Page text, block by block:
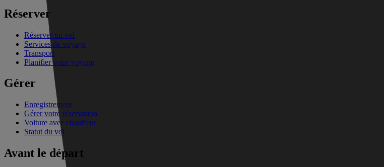
Réserver
Réserver un vol
Services de voyage
Transport
Planifier votre voyage
Gérer
Enregistrement
Gérer votre réservation
Voiture avec chauffeur
Statut du vol
Avant le départ